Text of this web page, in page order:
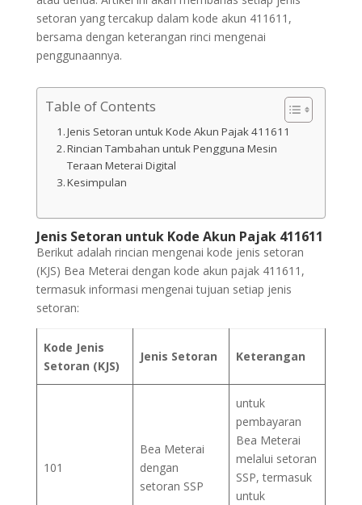
setoran yang tercakup dalam kode akun 411611,
bersama dengan keterangan rinci mengenai
penggunaannya.
Table of Contents
Jenis Setoran untuk Kode Akun Pajak 411611
Rincian Tambahan untuk Pengguna Mesin
Teraan Meterai Digital
Kesimpulan
Jenis Setoran untuk Kode Akun Pajak 411611
Berikut adalah rincian mengenai kode jenis setoran
(KJS) Bea Meterai dengan kode akun pajak 411611,
termasuk informasi mengenai tujuan setiap jenis
setoran:
Kode Jenis
Setoran (KJS)
Jenis Setoran Keterangan
101
Bea Meterai
dengan
setoran SSP
untuk
pembayaran
Bea Meterai
melalui setoran
SSP, termasuk
untuk